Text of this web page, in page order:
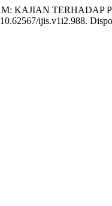
KAJIAN TERHADAP
ijis.v1i2.988.